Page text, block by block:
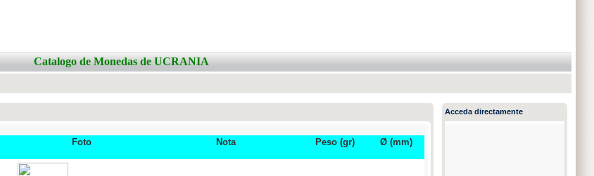
Catalogo de Monedas de UCRANIA
Foto Nota Peso (gr) Ø (mm)
Acceda directamente